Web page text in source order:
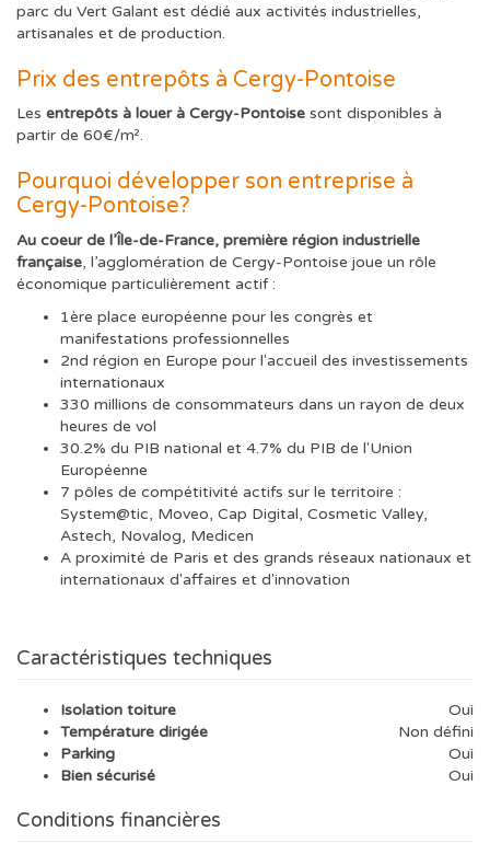
parc du Vert Galant est dédié aux activités industrielles,
artisanales et de production.
Prix des entrepôts à Cergy-Pontoise
Les entrepôts à louer à Cergy-Pontoise sont disponibles à
partir de 60€/m².
Pourquoi développer son entreprise à
Cergy-Pontoise?
Au coeur de l’Île-de-France, première région industrielle
française, l’agglomération de Cergy-Pontoise joue un rôle
économique particulièrement actif :
1ère place européenne pour les congrès et
manifestations professionnelles
2nd région en Europe pour l'accueil des investissements
internationaux
330 millions de consommateurs dans un rayon de deux
heures de vol
30.2% du PIB national et 4.7% du PIB de l'Union
Européenne
7 pôles de compétitivité actifs sur le territoire :
System@tic, Moveo, Cap Digital, Cosmetic Valley,
Astech, Novalog, Medicen
A proximité de Paris et des grands réseaux nationaux et
internationaux d'affaires et d'innovation
Caractéristiques techniques
Isolation toiture
Oui
Température dirigée
Non défini
Parking
Oui
Bien sécurisé
Oui
Conditions financières